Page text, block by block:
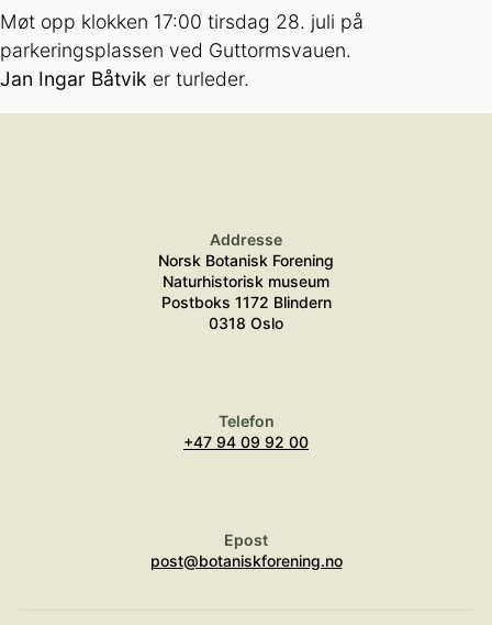
Møt opp klokken 17:00 tirsdag 28. juli på
parkeringsplassen ved Guttormsvauen.
Jan Ingar Båtvik er turleder.
Addresse
Norsk Botanisk Forening
Naturhistorisk museum
Postboks 1172 Blindern
0318 Oslo
Telefon
+47 94 09 92 00
Epost
post@botaniskforening.no